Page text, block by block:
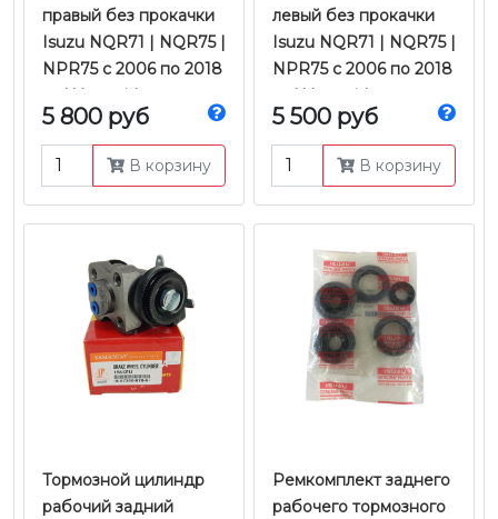
правый без прокачки
Isuzu NQR71 | NQR75 |
NPR75 с 2006 по 2018
гг. | Yamasida
5 800 руб
В корзину
левый без прокачки
Isuzu NQR71 | NQR75 |
NPR75 с 2006 по 2018
гг. | Yamasida
5 500 руб
В корзину
Тормозной цилиндр
рабочий задний
​​​​​​​Ремкомплект заднего
рабочего тормозного